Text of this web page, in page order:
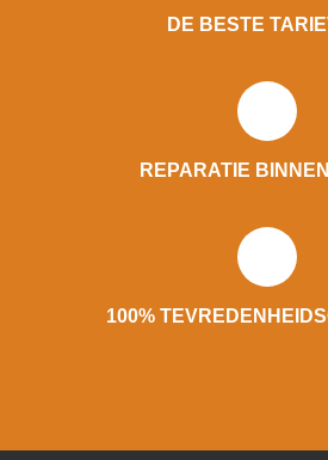
DE BESTE
REPARATIE
100%